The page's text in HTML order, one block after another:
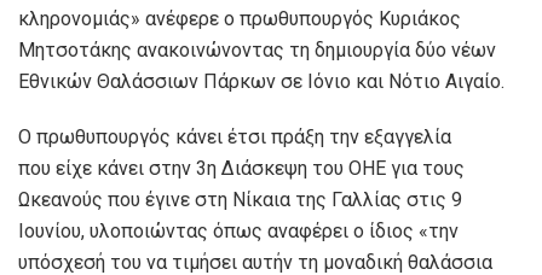
κληρονομιάς» ανέφερε ο πρωθυπουργός Κυριάκος
Μητσοτάκης ανακοινώνοντας τη δημιουργία δύο νέων
Εθνικών Θαλάσσιων Πάρκων σε Ιόνιο και Νότιο Αιγαίο.
Ο πρωθυπουργός κάνει έτσι πράξη την εξαγγελία
που είχε κάνει στην 3η Διάσκεψη του ΟΗΕ για τους
Ωκεανούς που έγινε στη Νίκαια της Γαλλίας στις 9
Ιουνίου, υλοποιώντας όπως αναφέρει ο ίδιος «την
υπόσχεσή του να τιμήσει αυτήν τη μοναδική θαλάσσια